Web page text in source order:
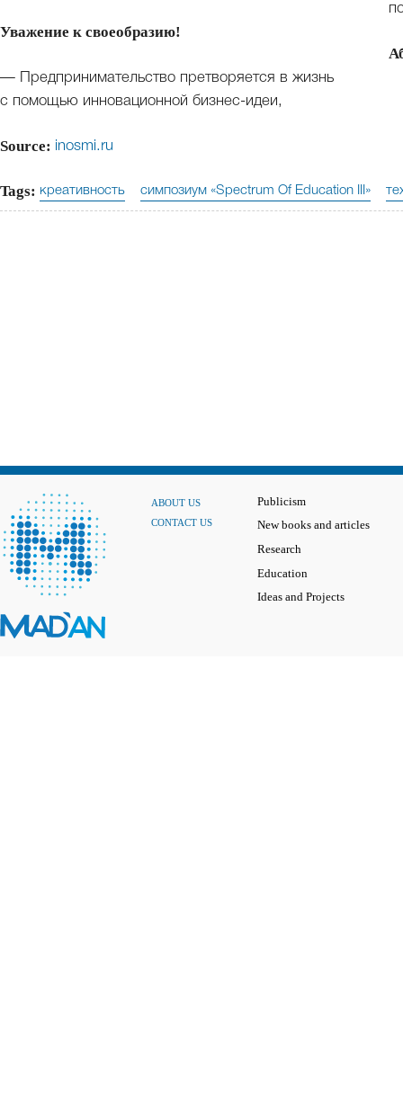
Уважение к своеобразию!
— Предпринимательство претворяется в жизнь
с помощью инновационной бизнес-идеи,
Source: inosmi.ru
Tags: креативность симпозиум «Spectrum Of Education III»
ABOUT US
CONTACT US
Publicism
New books and articles
Research
Education
Ideas and Projects